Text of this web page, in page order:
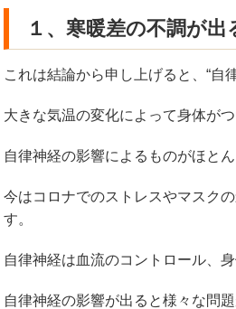
１、寒暖差の不調が出
これは結論から申し上げると、“自
大きな気温の変化によって身体が
自律神経の影響によるものがほとん
今はコロナでのストレスやマスク
す。
自律神経は血流のコントロール、
自律神経の影響が出ると様々な問